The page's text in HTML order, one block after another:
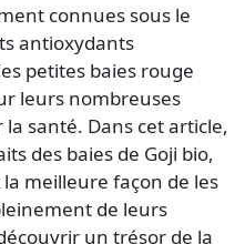
connues sous le
antioxydants
petites baies rouge
leurs nombreuses
santé. Dans cet article,
des baies de Goji bio,
meilleure façon de les
de leurs
un trésor de la